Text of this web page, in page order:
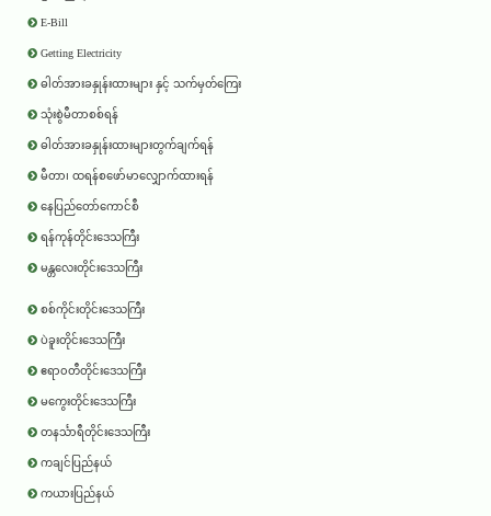
E-Bill
Getting Electricity
ဓါတ်အားခနှုန်းထားများ နှင့် သက်မှတ်ကြေး
သုံးစွဲမီတာစစ်ရန်
ဓါတ်အားခနှုန်းထားများတွက်ချက်ရန်
မီတာ၊ ထရန်စဖော်မာလျှောက်ထားရန်
နေပြည်တော်ကောင်စီ
ရန်ကုန်တိုင်းဒေသကြီး
မန္တလေးတိုင်းဒေသကြီး
စစ်ကိုင်းတိုင်းဒေသကြီး
ပဲခူးတိုင်းဒေသကြီး
ဧရာ၀တီတိုင်းဒေသကြီး
မကွေးတိုင်းဒေသကြီး
တနင်္သာရီတိုင်းဒေသကြီး
ကချင်ပြည်နယ်
ကယားပြည်နယ်